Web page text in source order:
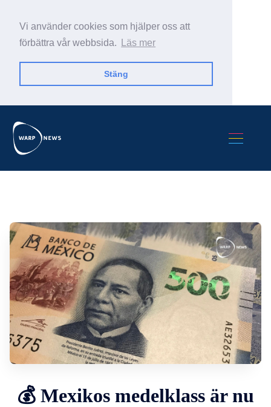
Vi använder cookies som hjälper oss att
förbättra vår webbsida.
Läs mer
Stäng
💰 Mexikos medelklass är nu